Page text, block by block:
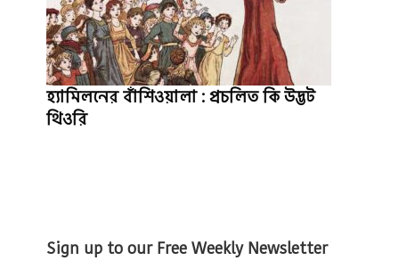
হ্যামিলনের বাঁশিওয়ালা : প্রচলিত কি উদ্ভট
থিওরি
Sign up to our Free Weekly Newsletter